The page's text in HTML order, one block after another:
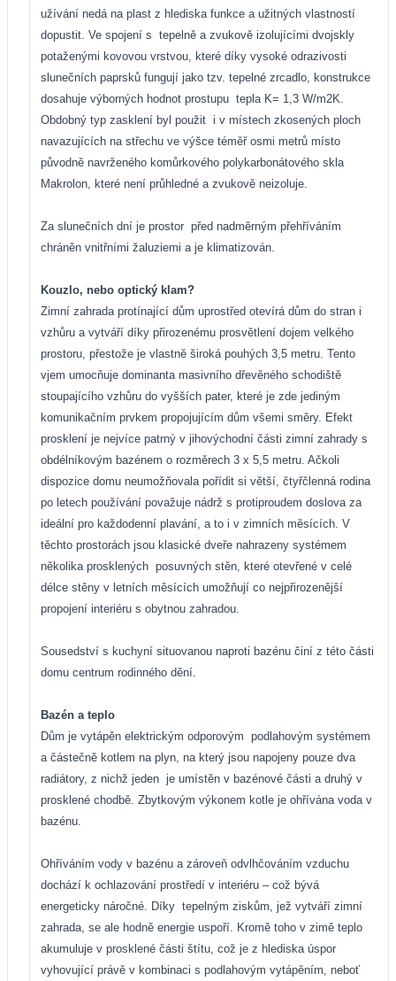
užívání nedá na plast z hlediska funkce a užitných vlastností
dopustit. Ve spojení s tepelně a zvukově izolujícími dvojskly
potaženými kovovou vrstvou, které díky vysoké odrazivosti
slunečních paprsků fungují jako tzv. tepelné zrcadlo, konstrukce
dosahuje výborných hodnot prostupu tepla K= 1,3 W/m2K.
Obdobný typ zasklení byl použit i v místech zkosených ploch
navazujících na střechu ve výšce téměř osmi metrů místo
původně navrženého komůrkového polykarbonátového skla
Makrolon, které není průhledné a zvukově neizoluje.
Za slunečních dní je prostor před nadměrným přehříváním
chráněn vnitřními žaluziemi a je klimatizován.
Kouzlo, nebo optický klam?
Zimní zahrada protínající dům uprostřed otevírá dům do stran i
vzhůru a vytváří díky přirozenému prosvětlení dojem velkého
prostoru, přestože je vlastně široká pouhých 3,5 metru. Tento
vjem umocňuje dominanta masivního dřevěného schodiště
stoupajícího vzhůru do vyšších pater, které je zde jediným
komunikačním prvkem propojujícím dům všemi směry. Efekt
prosklení je nejvíce patrný v jihovýchodní části zimní zahrady s
obdélníkovým bazénem o rozměrech 3 x 5,5 metru. Ačkoli
dispozice domu neumožňovala pořídit si větší, čtyřčlenná rodina
po letech používání považuje nádrž s protiproudem doslova za
ideální pro každodenní plavání, a to i v zimních měsících. V
těchto prostorách jsou klasické dveře nahrazeny systémem
několika prosklených posuvných stěn, které otevřené v celé
délce stěny v letních měsících umožňují co nejpřirozenější
propojení interiéru s obytnou zahradou.
Sousedství s kuchyní situovanou naproti bazénu činí z této části
domu centrum rodinného dění.
Bazén a teplo
Dům je vytápěn elektrickým odporovým podlahovým systémem
a částečně kotlem na plyn, na který jsou napojeny pouze dva
radiátory, z nichž jeden je umístěn v bazénové části a druhý v
prosklené chodbě. Zbytkovým výkonem kotle je ohřívána voda v
bazénu.
Ohříváním vody v bazénu a zároveň odvlhčováním vzduchu
dochází k ochlazování prostředí v interiéru – což bývá
energeticky náročné. Díky tepelným ziskům, jež vytváří zimní
zahrada, se ale hodně energie uspoří. Kromě toho v zimě teplo
akumuluje v prosklené části štítu, což je z hlediska úspor
vyhovující právě v kombinaci s podlahovým vytápěním, neboť